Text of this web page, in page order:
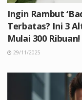
Ingin Rambut
Terbatas? Ini 3
Mulai 300 Ribuan!
29/11/2025